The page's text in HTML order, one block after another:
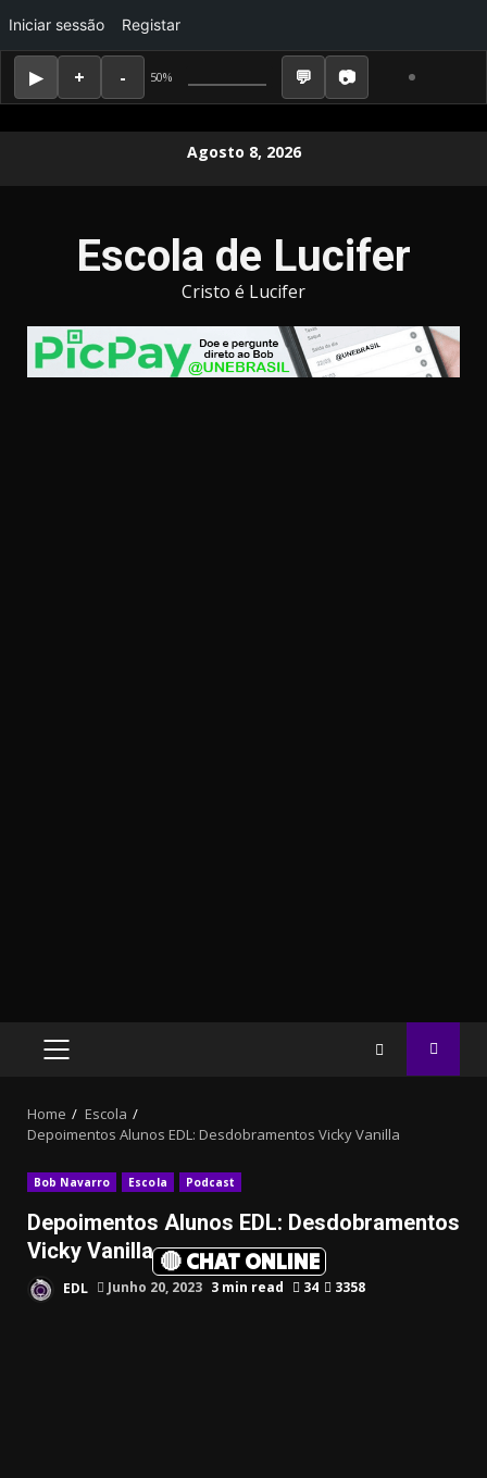
50%
Iniciar sessão Registar
Agosto 8, 2026
Escola de Lucifer
Cristo é Lucifer
🔴 CHAT ONLINE
PRIMARY
Home
Escola
Depoimentos Alunos EDL: Desdobramentos Vicky Vanilla
Bob Navarro Escola Podcast
Depoimentos Alunos EDL: Desdobramentos
Vicky Vanilla
EDL Junho 20, 2023 3 min read 34 3358